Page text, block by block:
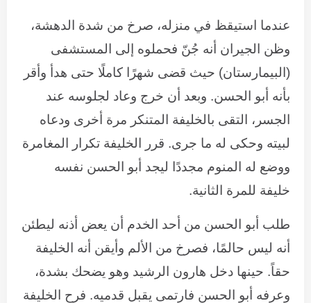
عندما استيقظ في منزله، صرخ من شدة الدهشة،
وظن الجيران أنه جُنّ فحملوه إلى المستشفى
(البيمارستان) حيث قضى شهرًا كاملًا حتى هدأ وأقر
بأنه أبو الحسن. وبعد أن خرج وعاد لجلوسه عند
الجسر، التقى بالخليفة المتنكر مرة أخرى ودعاه
لبيته وحكى له ما جرى. قرر الخليفة تكرار المغامرة
ووضع له المنوم مجددًا ليجد أبو الحسن نفسه
خليفة للمرة الثانية.
طلب أبو الحسن من أحد الخدم أن يعض أذنه ليطئن
أنه ليس حالمًا، فصرخ من الألم وأيقن أنه الخليفة
حقاً. حينها دخل هارون الرشيد وهو يضحك بشدة،
وعرفه أبو الحسن فارتمى يقبل قدميه. فرح الخليفة